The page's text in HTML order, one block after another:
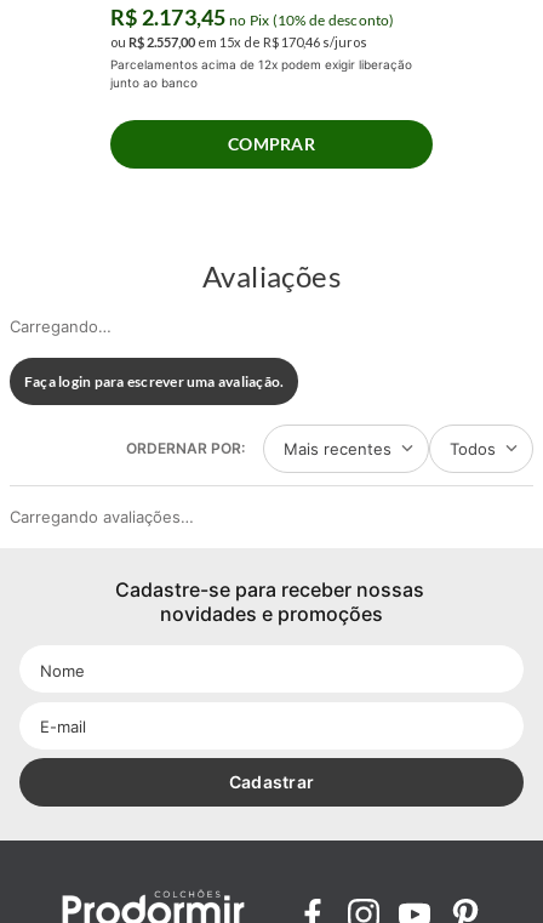
R$ 2.173,45 no Pix (10% de desconto)
ou R$2.55700 em 15x de R$ 170,46 s/juros
Parcelamentos acima de 12x podem exigir liberação
junto ao banco
COMPRAR
Avaliações
Carregando…
Faça login para escrever uma avaliação.
Mais recentes Todos
Carregando avaliações…
Cadastre-se para receber nossas
novidades e promoções
Cadastrar